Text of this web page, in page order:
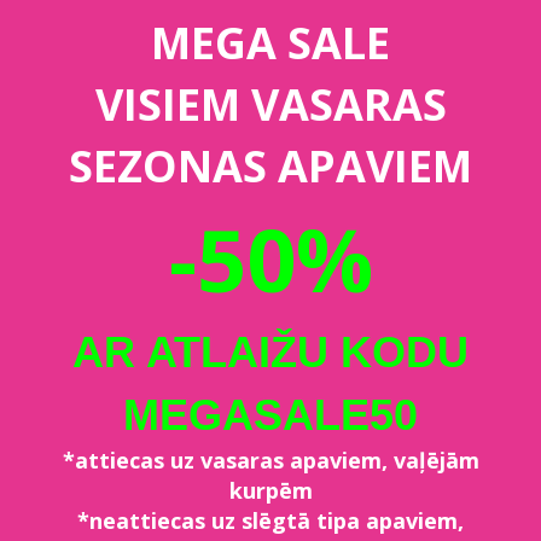
MEGA SALE
VISIEM VASARAS
SEZONAS APAVIEM
-50%
AR ATLAIŽU KODU
MEGASALE50
*attiecas uz vasaras apaviem, vaļējām
kurpēm
*neattiecas uz slēgtā tipa apaviem,